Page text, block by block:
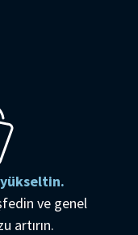
ve genel
artırın.